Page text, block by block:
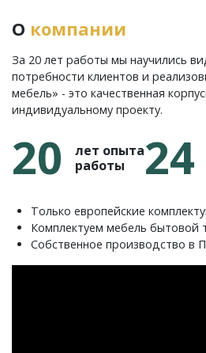
О компании
За 20 лет работы мы научились
потребности клиентов и
мебель» - это качественная
индивидуальному проекту.
20
лет опыта
работы
24
Только европейские
Комплектуем мебель бытовой
Собственное производство в